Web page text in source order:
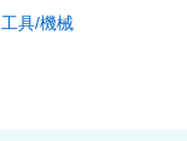
工具/機械